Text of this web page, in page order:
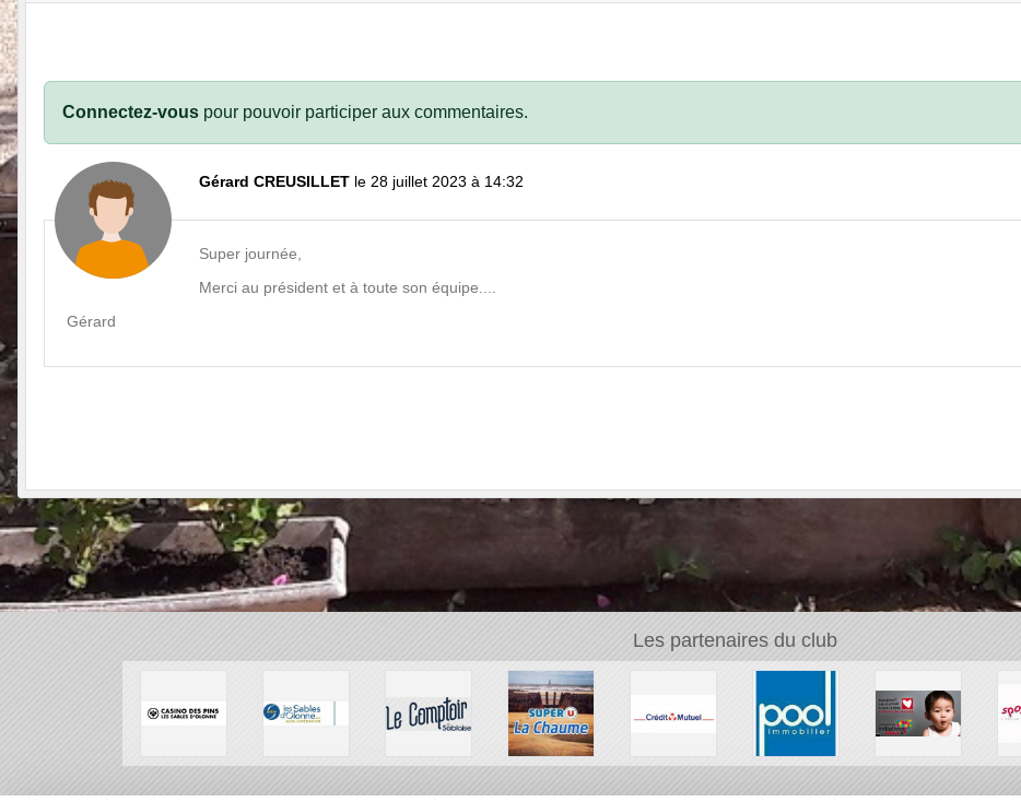
Connectez-vous pour pouvoir participer aux commentaires.
Gérard CREUSILLET le 28 juillet 2023 à 14:32
Super journée,
Merci au président et à toute son équipe....
Gérard
Les partenaires du club